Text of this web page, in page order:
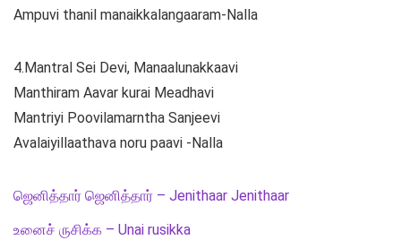
Ampuvi thanil manaikkalangaaram-Nalla
4.Mantral Sei Devi, Manaalunakkaavi
Manthiram Aavar kurai Meadhavi
Mantriyi Poovilamarntha Sanjeevi
Avalaiyillaathava noru paavi -Nalla
ஜெனித்தார் ஜெனித்தார் – Jenithaar Jenithaar
உனைச் ருசிக்க – Unai rusikka